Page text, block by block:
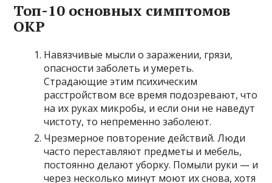
Топ-10 основных симптомов
ОКР
Навязчивые мысли о заражении, грязи,
опасности заболеть и умереть.
Страдающие этим психическим
расстройством все время подозревают, что
на их руках микробы, и если они не наведут
чистоту, то непременно заболеют.
Чрезмерное повторение действий. Люди
часто переставляют предметы и мебель,
постоянно делают уборку. Помыли руки — и
через несколько минут моют их снова, хотя